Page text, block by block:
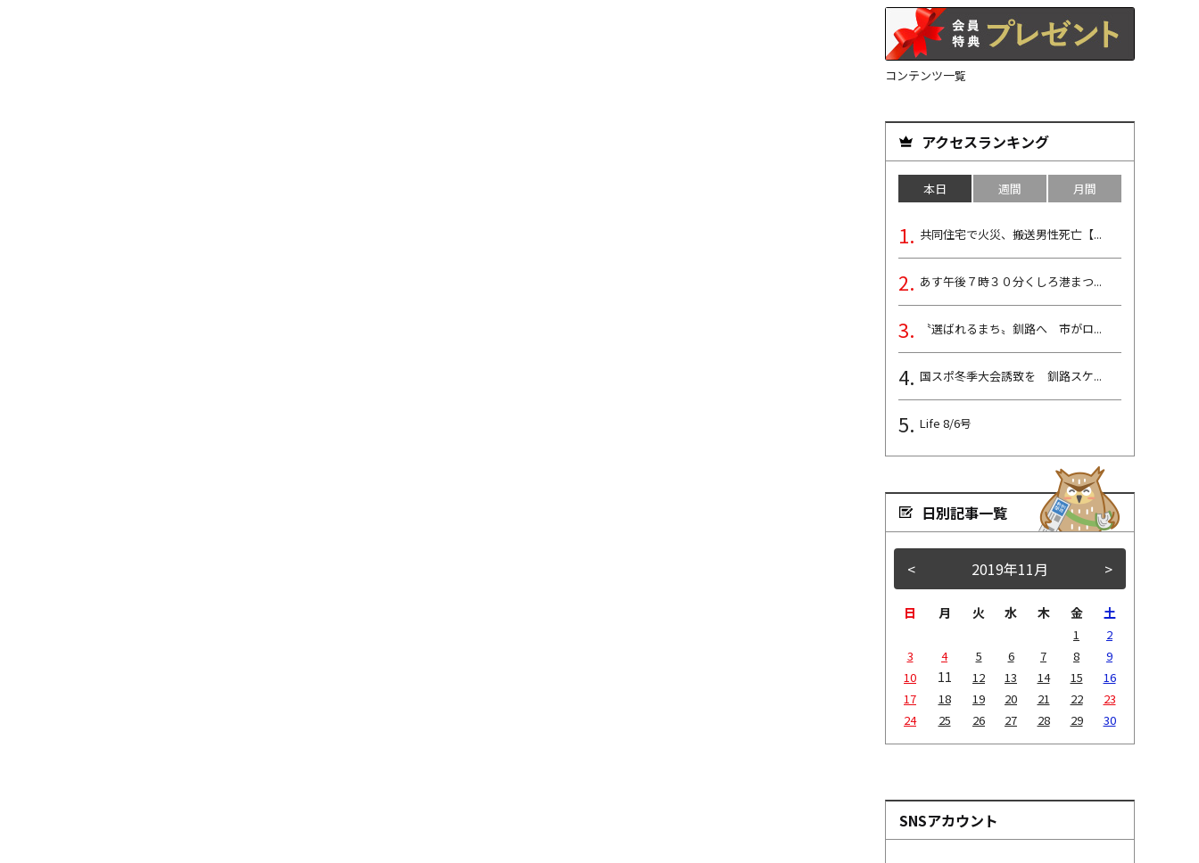
コンテンツ一覧
アクセスランキング
本日 週間 月間
共同住宅で火災、搬送男性死亡【...
あす午後７時３０分くしろ港まつ...
〝選ばれるまち〟釧路へ 市がロ...
国スポ冬季大会誘致を 釧路スケ...
Life 8/6号
日別記事一覧
< >
2019年11月
日 月 火 水 木 金 土
1
2
3
4 5 6 7 8
9
10
11 12 13 14 15
16
17
18 19 20 21 22
23
24
25 26 27 28 29 30
SNSアカウント